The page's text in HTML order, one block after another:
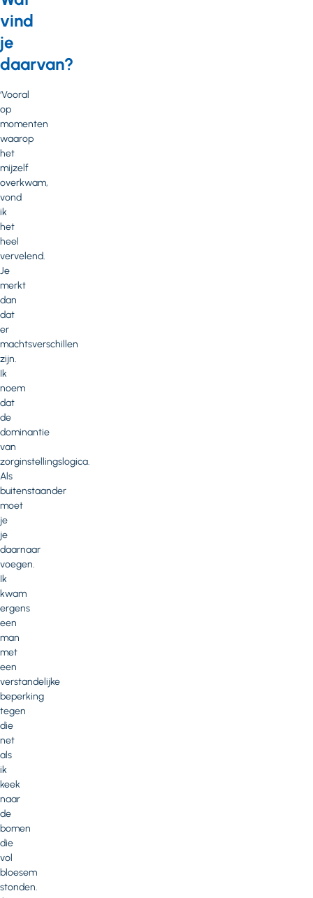
vind
je
daarvan?
‘Vooral
op
momenten
waarop
het
mijzelf
overkwam,
vond
ik
het
heel
vervelend.
Je
merkt
dan
dat
er
machtsverschillen
zijn.
Ik
noem
dat
de
dominantie
van
zorginstellingslogica.
Als
buitenstaander
moet
je
je
daarnaar
voegen.
Ik
kwam
ergens
een
man
met
een
verstandelijke
beperking
tegen
die
net
als
ik
keek
naar
de
bomen
die
vol
bloesem
stonden.